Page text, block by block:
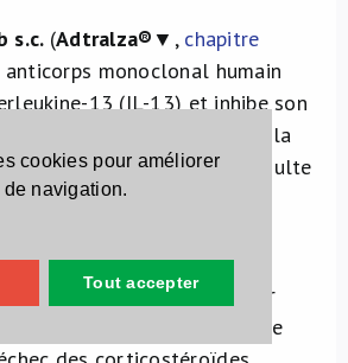
cookies pour améliorer
navigation.
Tout accepter
s.c. (Adtralza®▼, chapitre
monoclonal humain
13 (IL-13) et inhibe son
indication le traitement de la
modérée à sévère de l’adulte
systémique
CBIP
a montré une efficacité pour
et la gravité de la dermatite